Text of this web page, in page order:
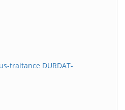
traitance DURDAT-